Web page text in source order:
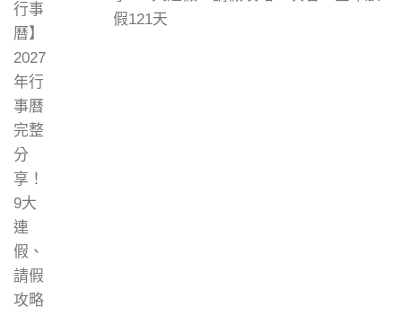
假121天